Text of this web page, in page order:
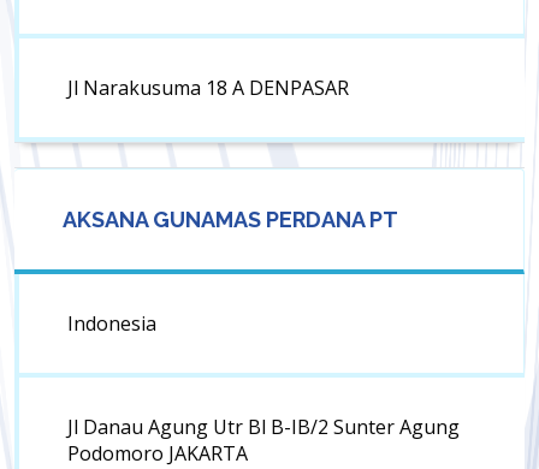
Jl Narakusuma 18 A DENPASAR
AKSANA GUNAMAS PERDANA PT
Indonesia
Jl Danau Agung Utr Bl B-IB/2 Sunter Agung
Podomoro JAKARTA